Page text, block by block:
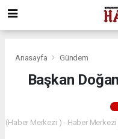
Anasayfa Gündem
Başkan
(Haber Merkezi ) - Haber Merkezi